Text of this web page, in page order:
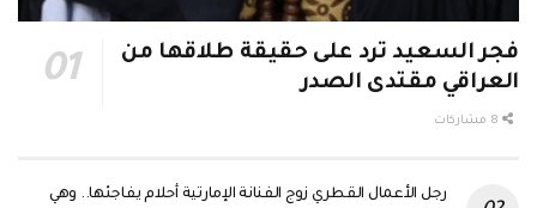
فجر السعيد ترد على حقيقة طلاقها من
العراقي مقتدى الصدر
رجل الأعمال القطري زوج الفنانة الإمارتية أحلام يفاجئها.. وهي